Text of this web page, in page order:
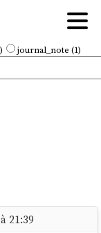
journal_note (1)
21:39